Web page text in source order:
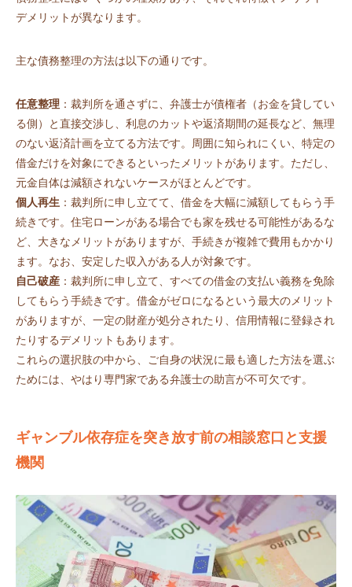
デメリットが異なります。
主な債務整理の方法は以下の通りです。
任意整理 ：裁判所を通さずに、弁護士が債権者（お金を貸してい
る側）と直接交渉し、利息のカットや返済期間の延長など、無理
のない返済計画を立てる方法です。周囲に知られにくい、特定の
借金だけを対象にできるといったメリットがあります。ただし、
元金自体は減額されないケースがほとんどです。
個人再生 ：裁判所に申し立てて、借金を大幅に減額してもらう手
続きです。住宅ローンがある場合でも家を残せる可能性があるな
ど、大きなメリットがありますが、手続きが複雑で費用もかかり
ます。なお、安定した収入がある人が対象です。
自己破産 ：裁判所に申し立て、すべての借金の支払い義務を免除
してもらう手続きです。借金がゼロになるという最大のメリット
がありますが、一定の財産が処分されたり、信用情報に登録され
たりするデメリットもあります。
これらの選択肢の中から、ご自身の状況に最も適した方法を選ぶ
ためには、やはり専門家である弁護士の助言が不可欠です。
ギャンブル依存症を突き放す前の相談窓口と支援
機関